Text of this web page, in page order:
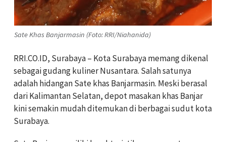
Sate Khas Banjarmasin (Foto: RRI/Niahanida)
RRI.CO.ID, Surabaya – Kota Surabaya memang dikenal
sebagai gudang kuliner Nusantara. Salah satunya
adalah hidangan Sate khas Banjarmasin. Meski berasal
dari Kalimantan Selatan, depot masakan khas Banjar
kini semakin mudah ditemukan di berbagai sudut kota
Surabaya.